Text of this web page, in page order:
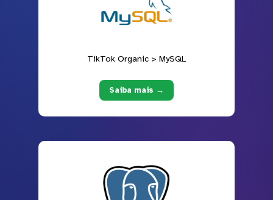
TikTok Organic > MySQL
Saiba mais →